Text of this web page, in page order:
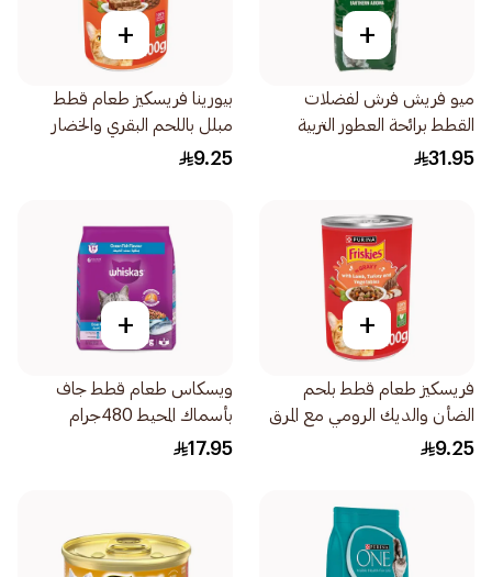
+
ميو فريش فرش لفضلات
القطط برائحة العطور التربية
5كيلو
31.95
+
بيورينا فريسكيز طعام قطط
مبلل باللحم البقري والخضار
400جرام
9.25
+
فريسكيز طعام قطط بلحم
الضأن والديك الرومي مع المرق
400جرام
9.25
+
ويسكاس طعام قطط جاف
بأسماك المحيط 480جرام
17.95